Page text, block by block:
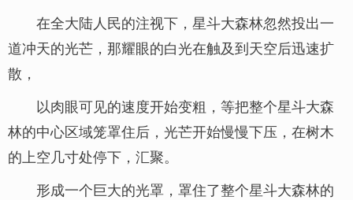
在全大陆人民的注视下，星斗大森林忽然投出一
道冲天的光芒，那耀眼的白光在触及到天空后迅速扩
散，
以肉眼可见的速度开始变粗，等把整个星斗大森
林的中心区域笼罩住后，光芒开始慢慢下压，在树木
的上空几寸处停下，汇聚。
形成一个巨大的光罩，罩住了整个星斗大森林的